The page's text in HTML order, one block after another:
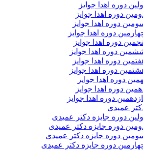
اولین دوره اهدا جوایز
دوره اهدا جوایز
دوره اهدا جوایز
دوره اهدا جوایز
دوره اهدا جوایز
دوره اهدا جوایز
دوره اهدا جوایز
دوره اهدا جوایز
دوره اهدا جوایز
دوره اهدا جوایز
دوره اهدا جوایز
عمیدی
اولین دوره جایزه دکتر عمیدی
دوره جایزه دکتر عمیدی
دوره جایزه دکتر عمیدی
دوره جایزه دکتر عمیدی